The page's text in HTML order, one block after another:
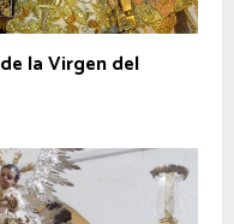
la Virgen del